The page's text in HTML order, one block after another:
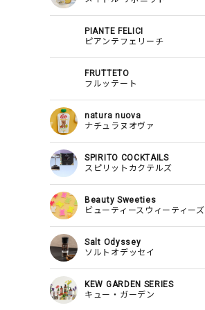
PIANTE FELICI
ピアンテフェリーチ
FRUTTETO
フルッテート
natura nuova
ナチュラヌオヴァ
SPIRITO COCKTAILS
スピリットカクテルズ
Beauty Sweeties
ビューティースウィーティーズ
Salt Odyssey
ソルトオデッセイ
KEW GARDEN SERIES
キュー・ガーデン